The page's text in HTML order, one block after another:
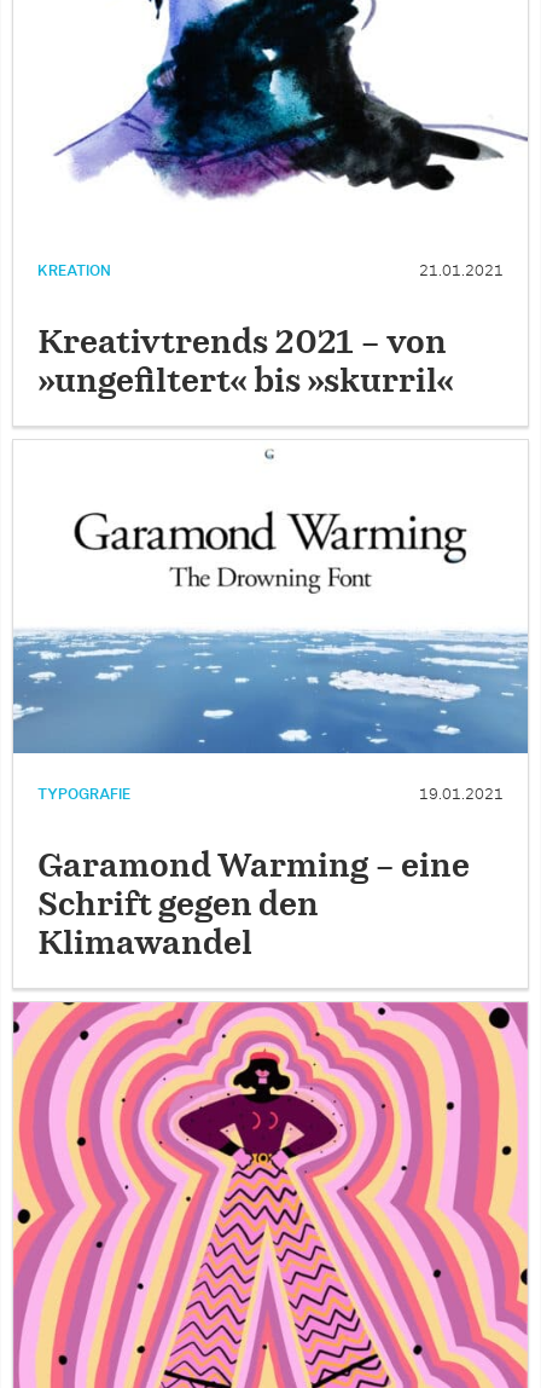
KREATION 21.01.2021
Kreativtrends 2021 – von
»ungefiltert« bis »skurril«
TYPOGRAFIE 19.01.2021
Garamond Warming – eine
Schrift gegen den
Klimawandel